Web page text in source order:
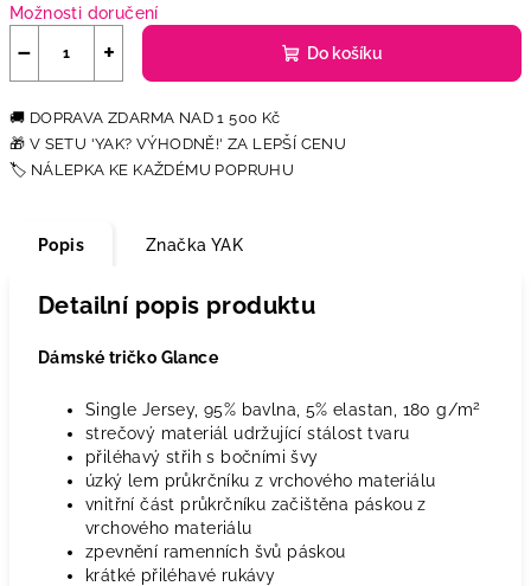
cena:
Možnosti doručení
+
− Do košíku
Popis Značka YAK
Detailní popis produktu
Dámské tričko Glance
Single Jersey, 95% bavlna, 5% elastan, 180 g/m2
strečový materiál udržující stálost tvaru
přiléhavý střih s bočními švy
úzký lem průkrčníku z vrchového materiálu
vnitřní část průkrčníku začištěna páskou z
vrchového materiálu
zpevnění ramenních švů páskou
krátké přiléhavé rukávy